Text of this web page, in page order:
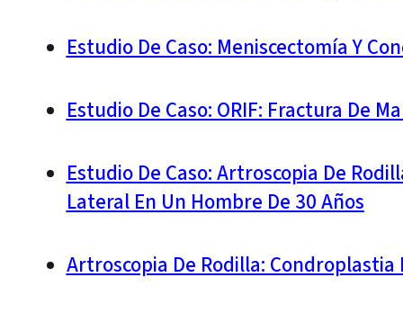
Estudio De Caso: Meniscectomía Y
Estudio De Caso: ORIF: Fractura De
Estudio De Caso: Artroscopia De
Lateral En Un Hombre De 30 Años
Artroscopia De Rodilla: